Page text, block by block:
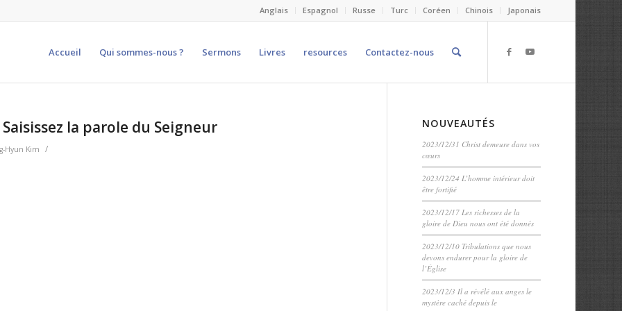
Anglais Espagnol Russe Turc Coréen Chinois Japonais
Accueil Qui sommes-nous ? Sermons Livres resources Contactez-nous
la parole du Seigneur
Hyun Kim /
NOUVEAUTÉS
2023/12/31 Christ demeure dans vos
cœurs
2023/12/24 L’homme intérieur doit
être fortifié
2023/12/17 Les richesses de la
gloire de Dieu nous ont été donnés
2023/12/10 Tribulations que nous
devons endurer pour la gloire de
l’Église
2023/12/3 Il a révélé aux anges le
mystère caché depuis le